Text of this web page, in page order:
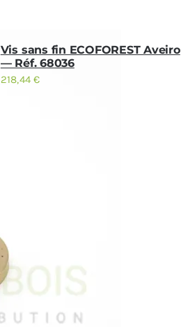
Vis sans fin ECOFOREST Aveiro
— Réf. 68036
218,44€